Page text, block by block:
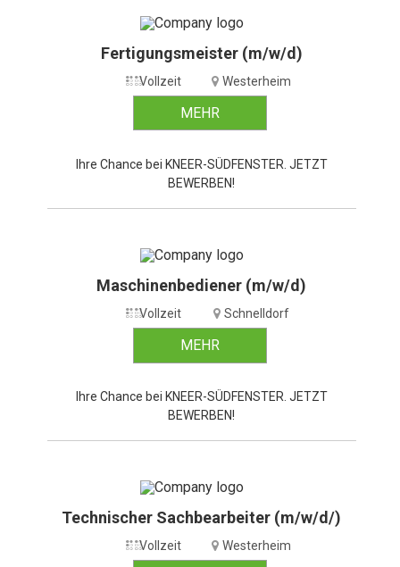
Fertigungsmeister (m/w/d)
Vollzeit Westerheim
MEHR
Ihre Chance bei KNEER-SÜDFENSTER. JETZT
BEWERBEN!
Maschinenbediener (m/w/d)
Vollzeit Schnelldorf
MEHR
Ihre Chance bei KNEER-SÜDFENSTER. JETZT
BEWERBEN!
Technischer Sachbearbeiter (m/w/d/)
Vollzeit Westerheim